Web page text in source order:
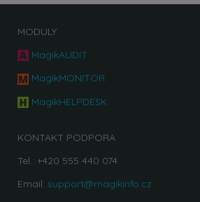
MODULY
MagikAUDIT
MagikMONITOR
MagikHELPDESK
KONTAKT PODPORA
Tel.: +420 555 440 074
Email: support@magikinfo.cz